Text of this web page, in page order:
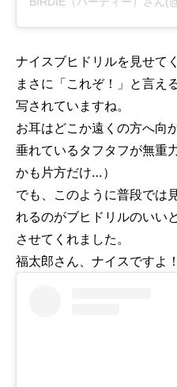
ナイスブヒドリルを見せて
まさに「これぞ！」と言え
写されていますね。
お耳はどこか遠くの方へ向
垂れているタフタフが無重
かも片方だけ…）
でも、このように普段では
れるのがブヒドリルのいい
させてくれました。
福太郎さん、ナイスですよ！